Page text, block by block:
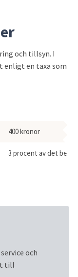
och tillsyn. I
enligt en taxa som
400 kronor
3 procent av det
och
till